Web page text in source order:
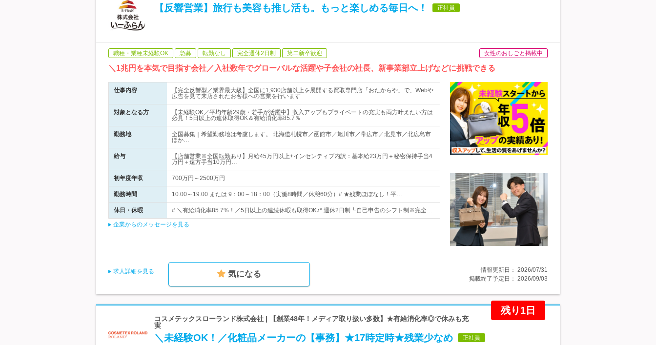
【反響営業】旅行も美容も推し活も。もっと楽しめる毎日へ！ 正社員
職種・業種未経験OK 急募 転勤なし 完全週休2日制 第二新卒歓迎 女性のおしごと掲載中
＼1兆円を本気で目指す会社／入社数年でグローバルな活躍や子会社の社長、新事業部立上げなどに挑戦できる
仕事内容
【完全反響型／業界最大級】全国に1,930店舗以上を展開する買取専門店「おたからや」で、Webや
広告を見て来店されたお客様への営業を行います
対象となる方
【未経験OK／平均年齢29歳・若手が活躍中】収入アップもプライベートの充実も両方叶えたい方は
必見！5日以上の連休取得OK＆有給消化率85.7％
勤務地
全国募集｜希望勤務地は考慮します。 北海道札幌市／函館市／旭川市／帯広市／北見市／北広島市
ほか…
給与
【店舗営業※全国転勤あり】月給45万円以上+インセンティブ内訳：基本給23万円＋秘密保持手当4
万円＋遠方手当10万円…
初年度年収 700万円～2500万円
勤務時間 10:00～19:00 または 9：00～18：00（実働8時間／休憩60分）# ★残業ほぼなし！平…
休日・休暇 # ＼有給消化率85.7%！／5日以上の連続休暇も取得OK♪* 週休2日制┗自己申告のシフト制※完全…
企業からのメッセージを見る
求人詳細を見る 気になる 情報更新日： 2026/07/31
掲載終了予定日： 2026/09/03
残り1日
コスメテックスローランド株式会社 | 【創業48年！メディア取り扱い多数】★有給消化率◎で休みも充
実
＼未経験OK！／化粧品メーカーの【事務】★17時定時★残業少なめ 正社員